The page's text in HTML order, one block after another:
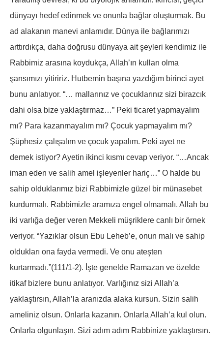
dünyayı hedef edinmek ve onunla bağlar oluşturmak. Bu
ad alakanın manevi anlamıdır. Dünya ile bağlarımızı
arttırdıkça, daha doğrusu dünyaya ait şeyleri kendimiz ile
Rabbimiz arasına koydukça, Allah’ın kulları olma
şansımızı yitiririz. Hutbemin başına yazdığım birinci ayet
bunu anlatıyor. “… mallarınız ve çocuklarınız sizi birazcık
dahi olsa bize yaklaştırmaz…” Peki ticaret yapmayalım
mı? Para kazanmayalım mı? Çocuk yapmayalım mı?
Şüphesiz çalışalım ve çocuk yapalım. Peki ayet ne
demek istiyor? Ayetin ikinci kısmı cevap veriyor. “…Ancak
iman eden ve salih amel işleyenler hariç…” O halde bu
sahip olduklarımız bizi Rabbimizle güzel bir münasebet
kurdurmalı. Rabbimizle aramıza engel olmamalı. Allah bu
iki varlığa değer veren Mekkeli müşriklere canlı bir örnek
veriyor. “Yazıklar olsun Ebu Leheb’e, onun malı ve sahip
oldukları ona fayda vermedi. Ve onu ateşten
kurtarmadı.”(111/1-2). İşte genelde Ramazan ve özelde
itikaf bizlere bunu anlatıyor. Varlığınız sizi Allah’a
yaklaştırsın, Allah’la aranızda alaka kursun. Sizin salih
ameliniz olsun. Onlarla kazanın. Onlarla Allah’a kul olun.
Onlarla olgunlaşın. Sizi adım adım Rabbinize yaklaştırsın.